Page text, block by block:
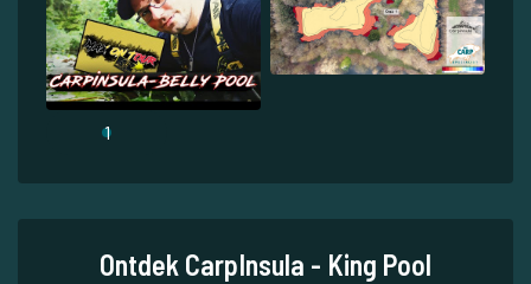
1
Ontdek CarpInsula - King Pool